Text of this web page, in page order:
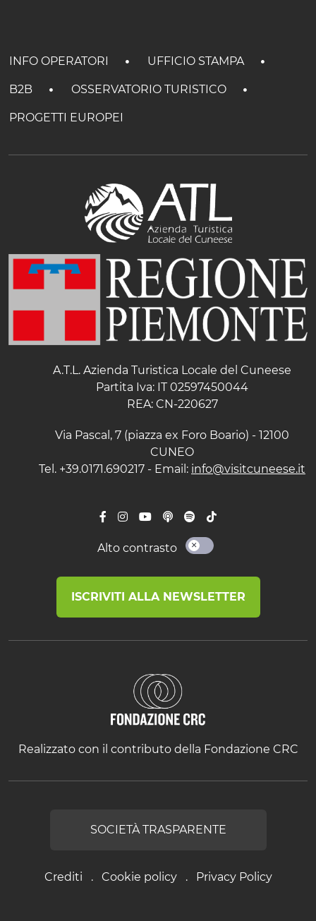
INFO OPERATORI UFFICIO STAMPA
B2B OSSERVATORIO TURISTICO
PROGETTI EUROPEI
A.T.L. Azienda Turistica Locale del Cuneese
Partita Iva: IT 02597450044
REA: CN-220627
Via Pascal, 7 (piazza ex Foro Boario) - 12100
CUNEO
Tel. +39.0171.690217 - Email: info@visitcuneese.it
Alto contrasto
ISCRIVITI ALLA NEWSLETTER
Realizzato con il contributo della Fondazione CRC
Crediti Cookie policy Privacy Policy
SOCIETÀ TRASPARENTE